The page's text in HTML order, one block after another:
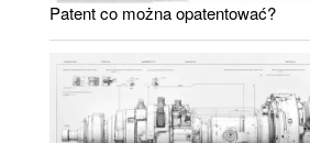
Patent co można opatentować?